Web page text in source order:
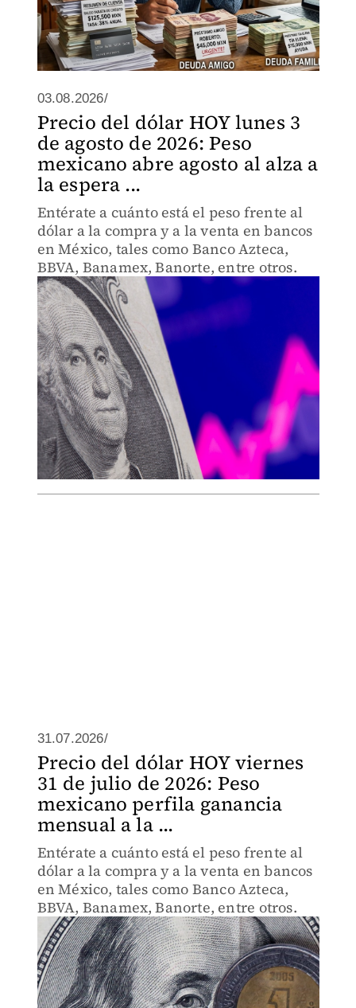
03.08.2026/
Precio del dólar HOY lunes 3
de agosto de 2026: Peso
mexicano abre agosto al alza a
la espera ...
Entérate a cuánto está el peso frente al
dólar a la compra y a la venta en bancos
en México, tales como Banco Azteca,
BBVA, Banamex, Banorte, entre otros.
31.07.2026/
Precio del dólar HOY viernes
31 de julio de 2026: Peso
mexicano perfila ganancia
mensual a la ...
Entérate a cuánto está el peso frente al
dólar a la compra y a la venta en bancos
en México, tales como Banco Azteca,
BBVA, Banamex, Banorte, entre otros.